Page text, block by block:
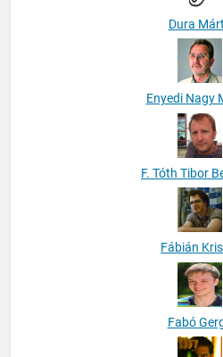
Dura
Enyedi Nagy
F. Tóth Tibor
Fábián
Fabó